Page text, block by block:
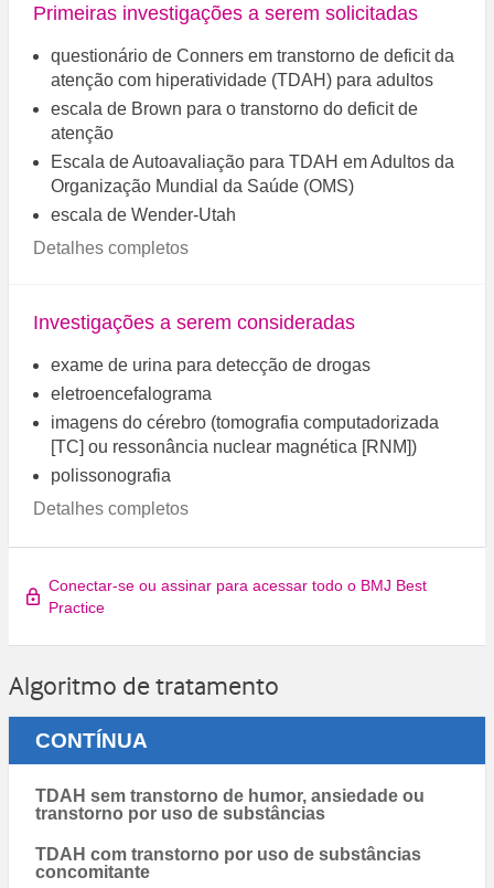
Primeiras investigações a serem solicitadas
questionário de Conners em transtorno de deficit da
atenção com hiperatividade (TDAH) para adultos
escala de Brown para o transtorno do deficit de
atenção
Escala de Autoavaliação para TDAH em Adultos da
Organização Mundial da Saúde (OMS)
escala de Wender-Utah
Detalhes completos
Investigações a serem consideradas
exame de urina para detecção de drogas
eletroencefalograma
imagens do cérebro (tomografia computadorizada
[TC] ou ressonância nuclear magnética [RNM])
polissonografia
Detalhes completos
Conectar-se ou assinar para acessar todo o BMJ Best
Practice
Algoritmo de tratamento
CONTÍNUA
TDAH sem transtorno de humor, ansiedade ou
transtorno por uso de substâncias
TDAH com transtorno por uso de substâncias
concomitante